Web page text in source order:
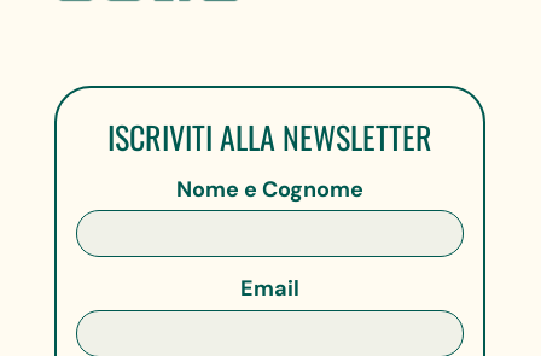
ISCRIVITI ALLA NEWSLETTER
Nome e Cognome
Email